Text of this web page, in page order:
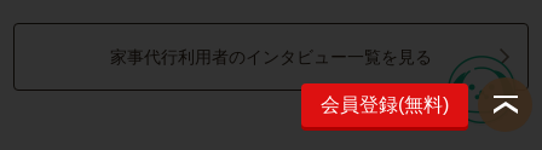
家事代行利用者のインタビュー一覧を見る
会員登録(無料)